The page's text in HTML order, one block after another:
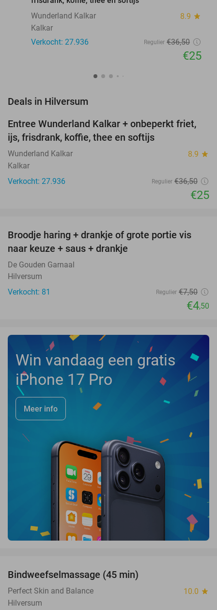
Wunderland Kalkar
8.9 star
Kalkar
Verkocht: 27.936
Regulier €36,50
€25
Deals in Hilversum
32%
Entree Wunderland Kalkar + onbeperkt friet,
ijs, frisdrank, koffie, thee en softijs
Wunderland Kalkar 8.9 star
Kalkar
Verkocht: 27.936
Regulier €36,50
€25
40%
Broodje haring + drankje of grote portie vis
naar keuze + saus + drankje
De Gouden Garnaal
Hilversum
Verkocht: 81
Regulier €7,50
€4,50
Win vandaag een gratis
iPhone 17 Pro
Meer info
Bindweefselmassage (45 min)
Perfect Skin and Balance 10.0 star
Hilversum